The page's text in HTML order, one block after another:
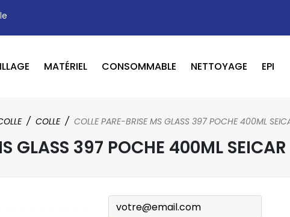
MATÉRIEL CONSOMMABLE NETTOYAGE EPI
COLLE COLLE PARE-BRISE MS GLASS 397 POCHE 400ML
GLASS 397 POCHE 400ML SEICAR